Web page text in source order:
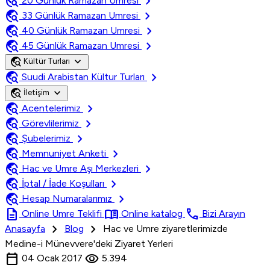
travel_explore 33 Günlük Ramazan Umresi
chevron_right
travel_explore 40 Günlük Ramazan Umresi
chevron_right
travel_explore 45 Günlük Ramazan Umresi chevron_right
travel_explore Kültür Turları expand_more
travel_explore Suudi Arabistan Kültur Turları chevron_right
travel_explore İletişim expand_more
travel_explore Acentelerimiz
chevron_right
travel_explore Görevlilerimiz
chevron_right
travel_explore Şubelerimiz
chevron_right
travel_explore Memnuniyet Anketi
chevron_right
travel_explore Hac ve Umre Aşı Merkezleri
chevron_right
travel_explore İptal / İade Koşulları
chevron_right
travel_explore Hesap Numaralarımız
chevron_right
description Online Umre Teklifi menu_book Online katalog call Bizi Arayın
Anasayfa
chevron_right Blog chevron_right
Hac ve Umre ziyaretlerimizde
Medine-i Münevvere'deki Ziyaret Yerleri
calendar_today 04 Ocak 2017 visibility 5.394